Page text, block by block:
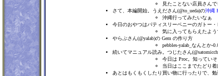
見たことない店員さんで
さて、本編開始。うえださん(@to_ueda)の沖縄
沖縄行ってみたいなぁ
今日のおやつはパティスリーベニーのガトー・
気に入ってもらえたよう
やらぶさん(@yalab)の Gem の作り方
pebbles-yalab_なんとか-
続いてマニュアル読み。つじたさん
今日は Proc。知ってい
当日はここまでたどり着
あとはもくもくしたり買い物に行ったりで、